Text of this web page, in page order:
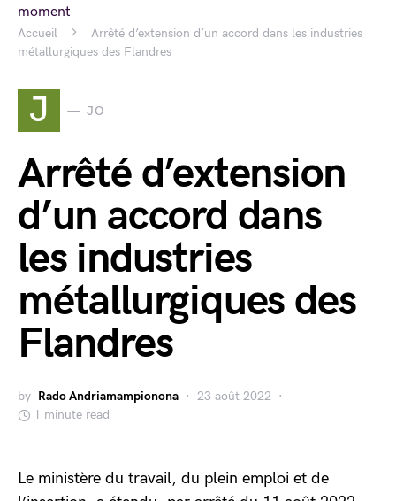
Accueil
Arrêté d’extension d’un accord dans les industries
métallurgiques des Flandres
J JO
Arrêté d’extension
d’un accord dans
les industries
métallurgiques des
Flandres
by Rado Andriamampionona
23 août 2022
1 minute read
Le ministère du travail, du plein emploi et de
moment